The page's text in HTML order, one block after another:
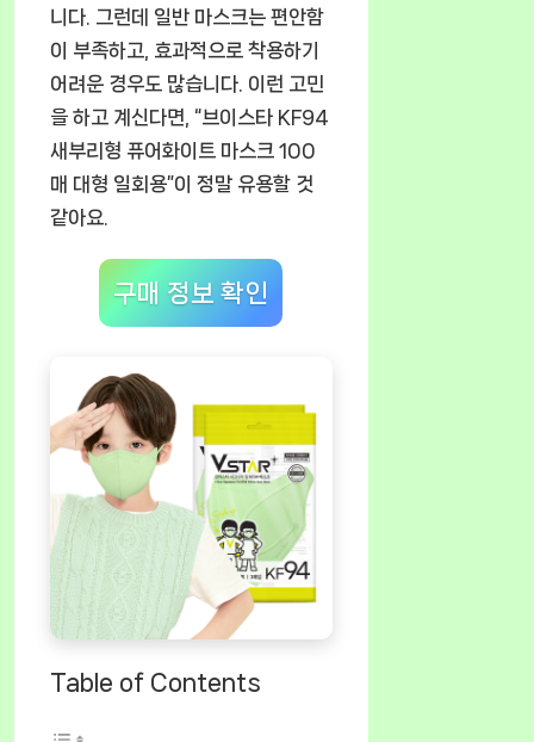
니다. 그런데 일반 마스크는 편안함
이 부족하고, 효과적으로 착용하기
어려운 경우도 많습니다. 이런 고민
을 하고 계신다면, “브이스타 KF94
새부리형 퓨어화이트 마스크 100
매 대형 일회용”이 정말 유용할 것
같아요.
구매 정보 확인
Table of Contents